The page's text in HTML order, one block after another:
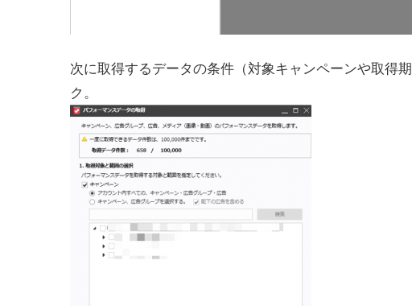
次に取得するデータの条件（対象キャンペーンや取得
ク。